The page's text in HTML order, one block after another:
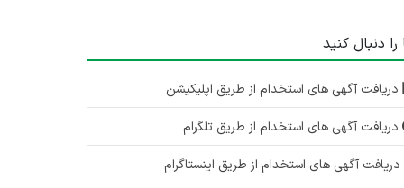
را دنبال کنید
دریافت آگهی های استخدام از طریق اپلیکیشن
دریافت آگهی های استخدام از طریق تلگرام
دریافت آگهی های استخدام از طریق اینستاگرام